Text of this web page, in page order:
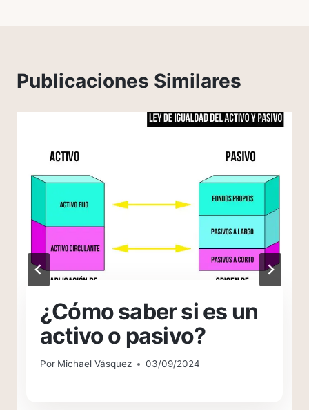
Publicaciones Similares
¿Cómo saber si es un
activo o pasivo?
Por Michael Vásquez 03/09/2024